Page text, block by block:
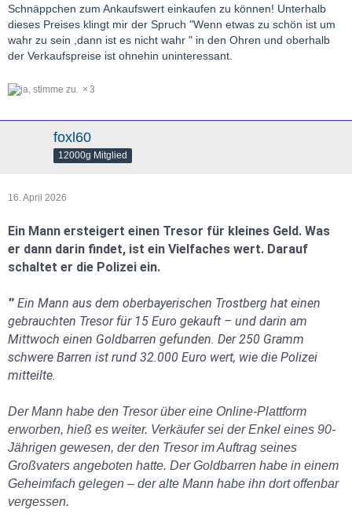
Schnäppchen zum Ankaufswert einkaufen zu können! Unterhalb
dieses Preises klingt mir der Spruch "Wenn etwas zu schön ist um
wahr zu sein ,dann ist es nicht wahr " in den Ohren und oberhalb
der Verkaufspreise ist ohnehin uninteressant.
3
foxl60
12000g Mitglied
16. April 2026
Ein Mann ersteigert einen Tresor für kleines Geld. Was
er dann darin findet, ist ein Vielfaches wert. Darauf
schaltet er die Polizei ein.
" Ein Mann aus dem oberbayerischen Trostberg hat einen
gebrauchten Tresor für 15 Euro gekauft – und darin am
Mittwoch einen Goldbarren gefunden. Der 250 Gramm
schwere Barren ist rund 32.000 Euro wert, wie die Polizei
mitteilte.
Der Mann habe den Tresor über eine Online-Plattform
erworben, hieß es weiter. Verkäufer sei der Enkel eines 90-
Jährigen gewesen, der den Tresor im Auftrag seines
Großvaters angeboten hatte. Der Goldbarren habe in einem
Geheimfach gelegen – der alte Mann habe ihn dort offenbar
vergessen.